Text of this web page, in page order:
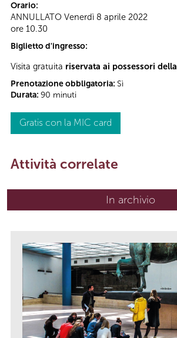
Orario:
ANNULLATO Venerdì 8 aprile 2022
ore 10.30
Biglietto d'ingresso:
Visita gratuita riservata ai possessori della
Prenotazione obbligatoria: Sì
Durata: 90 minuti
Gratis con la MIC card
Attività correlate
In archivio